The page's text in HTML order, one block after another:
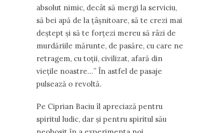
absolut nimic, decât să mergi la serviciu,
să bei apă de la țâșnitoare, să te crezi mai
deștept și să te forțezi mereu să râzi de
murdăriile mărunte, de pasăre, cu care ne
retragem, cu toții, civilizat, afară din
viețile noastre…” În astfel de pasaje
pulsează o revoltă.
Pe Ciprian Baciu îl apreciază pentru
spiritul ludic, dar și pentru spiritul său